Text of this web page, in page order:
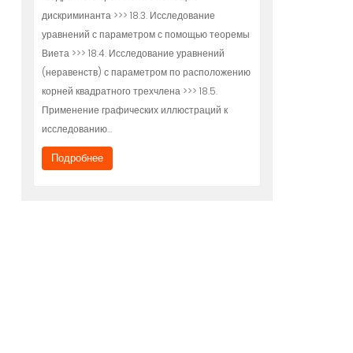
дискриминанта >>> 18.3. Исследование
уравнений с параметром с помощью теоремы
Виета >>> 18.4. Исследование уравнений
(неравенств) с параметром по расположению
корней квадратного трехчлена >>> 18.5.
Применение графических иллюстраций к
исследованию…
Подробнее